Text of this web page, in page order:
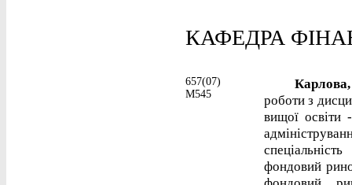
КАФЕДРА
657(07)
М545
роботи з
вищої освіти
фондовий